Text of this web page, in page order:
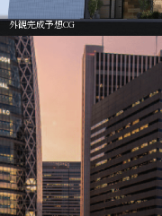
外観完成予想CG